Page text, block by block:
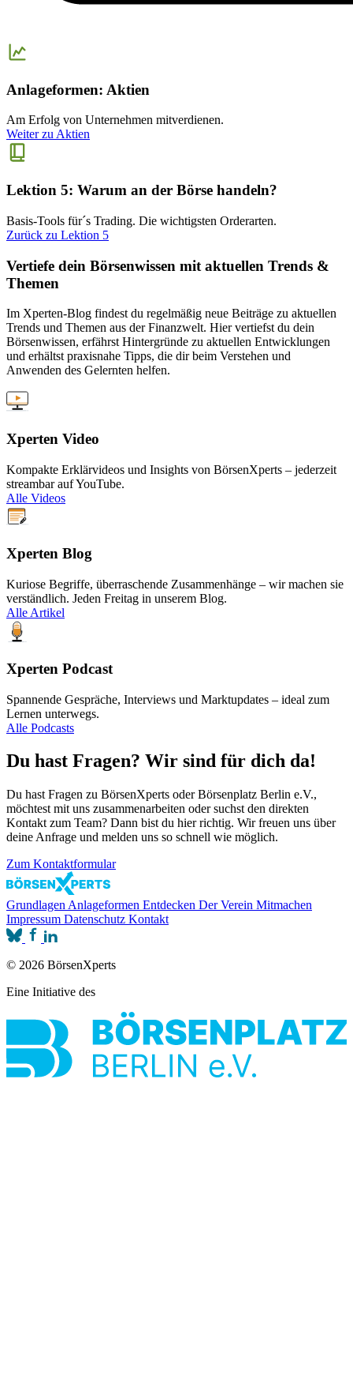
Anlageformen: Aktien
Am Erfolg von Unternehmen mitverdienen.
Weiter zu Aktien
Lektion 5: Warum an der Börse handeln?
Basis-Tools für´s Trading. Die wichtigsten Orderarten.
Zurück zu Lektion 5
Vertiefe dein Börsenwissen mit aktuellen Trends &
Themen
Im Xperten-Blog findest du regelmäßig neue Beiträge zu aktuellen
Trends und Themen aus der Finanzwelt. Hier vertiefst du dein
Börsenwissen, erfährst Hintergründe zu aktuellen Entwicklungen
und erhältst praxisnahe Tipps, die dir beim Verstehen und
Anwenden des Gelernten helfen.
Xperten Video
Kompakte Erklärvideos und Insights von BörsenXperts – jederzeit
streambar auf YouTube.
Alle Videos
Xperten Blog
Kuriose Begriffe, überraschende Zusammenhänge – wir machen sie
verständlich. Jeden Freitag in unserem Blog.
Alle Artikel
Xperten Podcast
Spannende Gespräche, Interviews und Marktupdates – ideal zum
Lernen unterwegs.
Alle Podcasts
Du hast Fragen? Wir sind für dich da!
Du hast Fragen zu BörsenXperts oder Börsenplatz Berlin e.V.,
möchtest mit uns zusammenarbeiten oder suchst den direkten
Kontakt zum Team? Dann bist du hier richtig. Wir freuen uns über
deine Anfrage und melden uns so schnell wie möglich.
Zum Kontaktformular
Grundlagen Anlageformen Entdecken Der Verein Mitmachen
Impressum Datenschutz Kontakt
© 2026 BörsenXperts
Eine Initiative des